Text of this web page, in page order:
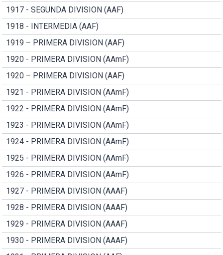
1917 - SEGUNDA DIVISION (AAF)
1918 - INTERMEDIA (AAF)
1919 – PRIMERA DIVISION (AAF)
1920 - PRIMERA DIVISION (AAmF)
1920 – PRIMERA DIVISION (AAF)
1921 - PRIMERA DIVISION (AAmF)
1922 - PRIMERA DIVISION (AAmF)
1923 - PRIMERA DIVISION (AAmF)
1924 - PRIMERA DIVISION (AAmF)
1925 - PRIMERA DIVISION (AAmF)
1926 - PRIMERA DIVISION (AAmF)
1927 - PRIMERA DIVISION (AAAF)
1928 - PRIMERA DIVISION (AAAF)
1929 - PRIMERA DIVISION (AAAF)
1930 - PRIMERA DIVISION (AAAF)